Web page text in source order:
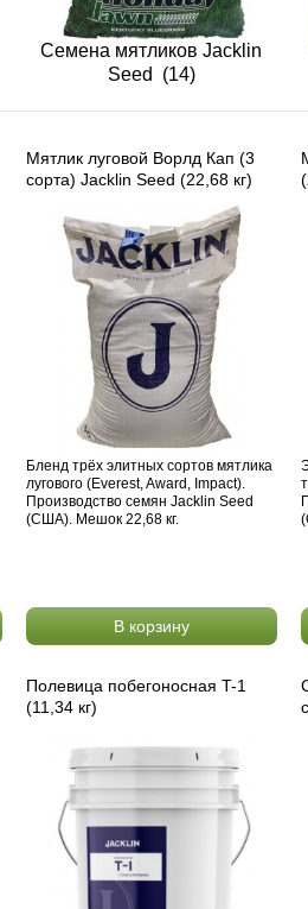
Семена мятликов Jacklin
Seed
(14)
Мятлик луговой Ворлд Кап (3
сорта) Jacklin Seed (22,68 кг)
Бленд трёх элитных сортов мятлика
лугового (Everest, Award, Impact).
Производство семян Jacklin Seed
(США). Мешок 22,68 кг.
В корзину
Полевица побегоносная T-1
(11,34 кг)